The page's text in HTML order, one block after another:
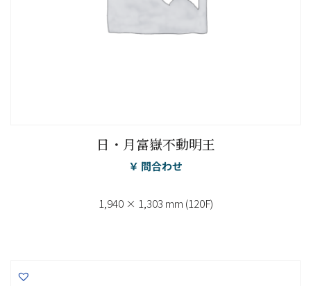
日・月富嶽不動明王
￥ 問合わせ
1,940 × 1,303 mm (120F)